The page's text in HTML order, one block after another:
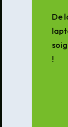
De
!